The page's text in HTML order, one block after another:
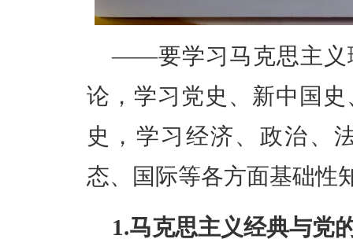
——要学习 马克思主
论 ，学习 党史、新中国
史 ，学习 经济、政治、
态、国际等各方面基础性
1.马克思主义经典与党